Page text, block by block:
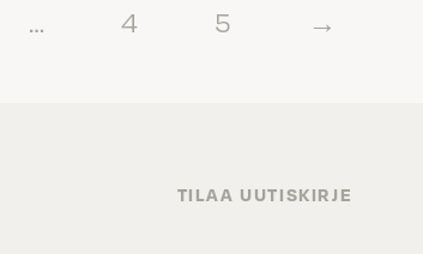
… 4 5 →
TILAA UUTISKIRJE